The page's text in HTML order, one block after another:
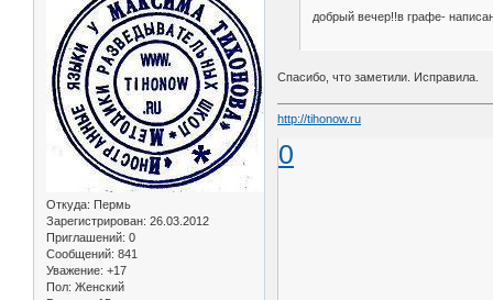
Откуда: Пермь
Зарегистрирован: 26.03.2012
Приглашений: 0
Сообщений: 841
Уважение: +17
Пол: Женский
добрый вечер!!в графе-
Спасибо, что заметили. Исправила.
http://tihonow.ru
0